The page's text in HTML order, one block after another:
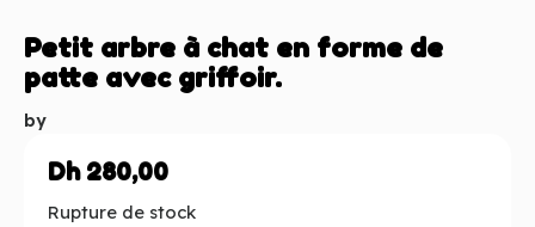
Petit arbre à chat en forme de
patte avec griffoir.
by
Dh280,00
Rupture de stock